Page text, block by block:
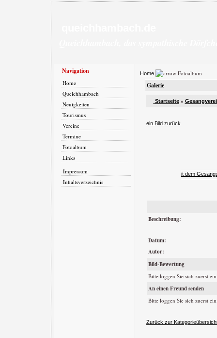
Navigation
Home
Queichhambach
Neuigkeiten
Tourismus
Vereine
Termine
Fotoalbum
Links
Impressum
Inhaltsverzeichnis
Home Fotoalbum
Galerie
Startseite»
ein Bild zurück
Beschreibung:
Datum:
Autor:
Bild-Bewertung
Bitte loggen Sie sich zuerst
An einen Freund senden
Bitte loggen Sie sich zuerst
Zurück zur